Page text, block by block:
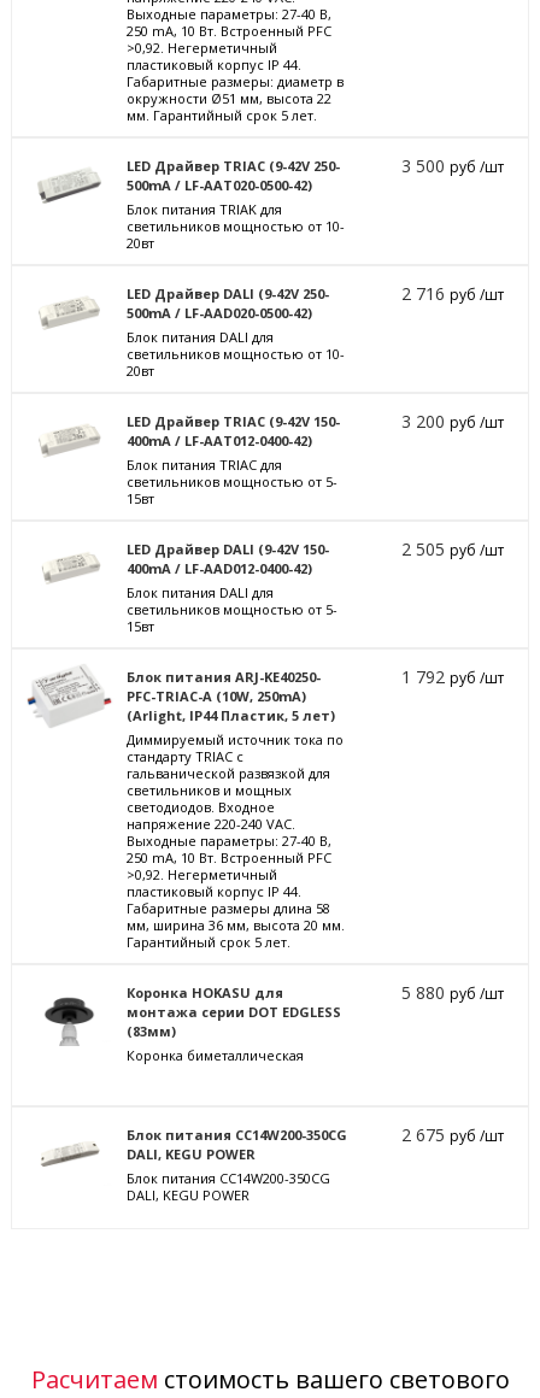
Выходные параметры: 27-40 В,
250 mА, 10 Вт. Встроенный PFC
>0,92. Негерметичный
пластиковый корпус IP 44.
Габаритные размеры: диаметр в
окружности Ø51 мм, высота 22
мм. Гарантийный срок 5 лет.
LED Драйвер TRIAC (9-42V 250-
500mA / LF-AAT020-0500-42)
Блок питания TRIAK для
светильников мощностью от 10-
20вт
3 500руб /шт
LED Драйвер DALI (9-42V 250-
500mA / LF-AAD020-0500-42)
Блок питания DALI для
светильников мощностью от 10-
20вт
2 716руб /шт
LED Драйвер TRIAC (9-42V 150-
400mA / LF-AAT012-0400-42)
Блок питания TRIAC для
светильников мощностью от 5-
15вт
3 200руб /шт
LED Драйвер DALI (9-42V 150-
400mA / LF-AAD012-0400-42)
Блок питания DALI для
светильников мощностью от 5-
15вт
2 505руб /шт
Блок питания ARJ-KE40250-
PFC-TRIAC-A (10W, 250mA)
(Arlight, IP44 Пластик, 5 лет)
Диммируемый источник тока по
стандарту TRIAC с
гальванической развязкой для
светильников и мощных
светодиодов. Входное
напряжение 220-240 VAC.
Выходные параметры: 27-40 В,
250 mА, 10 Вт. Встроенный PFC
>0,92. Негерметичный
пластиковый корпус IP 44.
Габаритные размеры длина 58
мм, ширина 36 мм, высота 20 мм.
Гарантийный срок 5 лет.
1 792руб /шт
Коронка HOKASU для
монтажа серии DOT EDGLESS
(83мм)
Коронка биметаллическая
5 880руб /шт
Блок питания CC14W200-350CG
DALI, KEGU POWER
Блок питания CC14W200-350CG
DALI, KEGU POWER
2 675руб /шт
Расчитаем стоимость вашего светового